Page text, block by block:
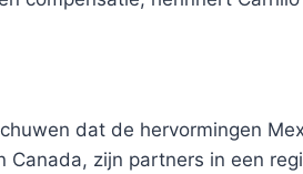
dat de hervormingen
Canada, zijn partners in een